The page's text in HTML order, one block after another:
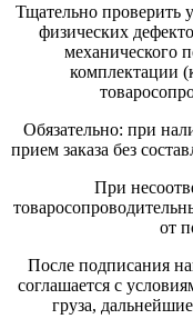
Тщательно проверить
физических
механического
комплектации
Обязательно: при
прием заказа без
При
от
После подписания
соглашается с
груза,